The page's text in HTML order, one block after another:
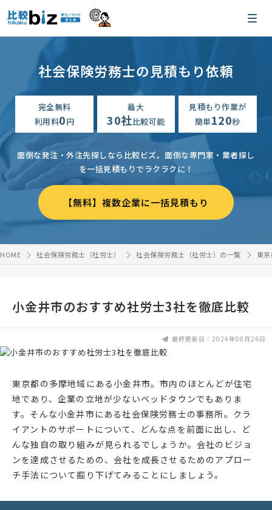
社会保険労務士の見積もり依頼
完全無料
利用料0円
最大
30社比較可能
見積もり作業が
簡単120秒
面倒な発注・外注先探しなら比較ビズ。 面倒な専門家・業者探し
を一括見積もりでラクラクに！
【無料】複数企業に一括見積もり
HOME 社会保険労務士（社労士） 社会保険労務士（社労士）の一覧 東
小金井市のおすすめ社労士3社を徹底比較
最終更新日：2024年08月26日
東京都の多摩地域にある小金井市。市内のほとんどが住宅
地であり、企業の立地が少ないベッドタウンでもありま
す。そんな小金井市にある社会保険労務士の事務所。クラ
イアントのサポートについて、どんな点を前面に出し、ど
んな独自の取り組みが見られるでしょうか。会社のビジョ
ンを達成させるための、会社を成長させるためのアプロー
チ手法について掘り下げてみることにしましょう。